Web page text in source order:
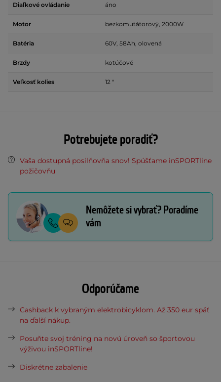
Diaľkové ovládanie áno
Motor bezkomutátorový, 2000W
Batéria 60V, 58Ah, olovená
Brzdy kotúčové
Veľkosť kolies 12 "
Potrebujete poradiť?
Vaša dostupná posilňovňa snov! Spúšťame inSPORTline
požičovňu
Nemôžete si vybrať? Poradíme
vám
Odporúčame
Cashback k vybraným elektrobicyklom. Až 350 eur späť
na ďalší nákup.
Posuňte svoj tréning na novú úroveň so športovou
výživou inSPORTline!
Diskrétne zabalenie